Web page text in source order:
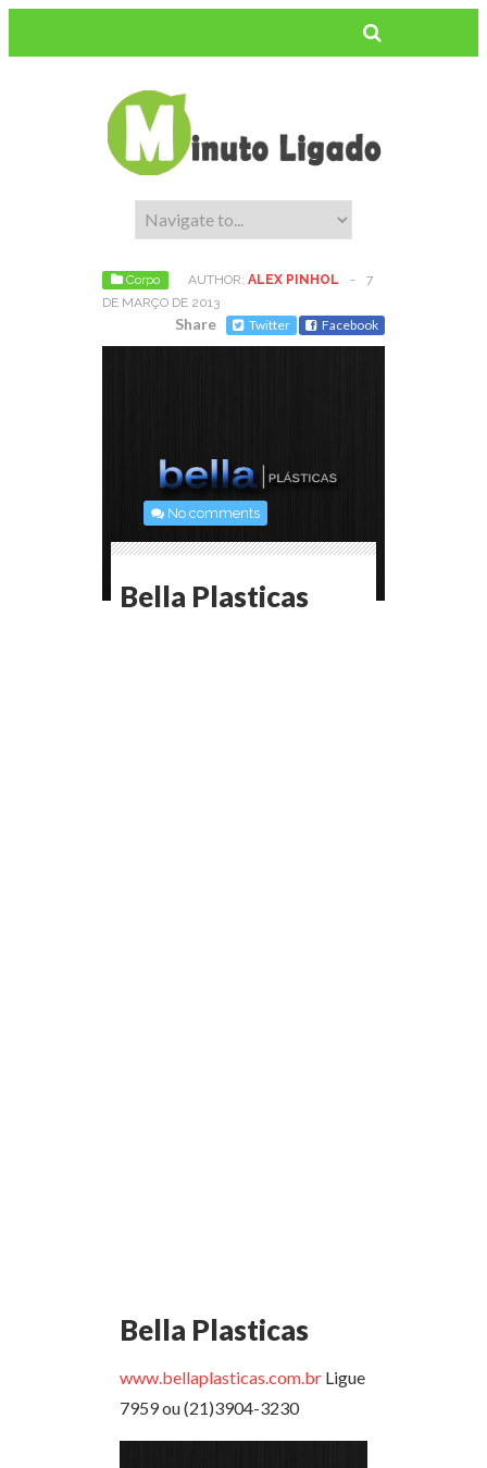
Corpo AUTHOR: ALEX PINHOL -
7
DE MARÇO DE 2013
Share Twitter Facebook
No comments
Bella Plasticas
Bella Plasticas
www.bellaplasticas.com.br Ligue (21)4141-
7959 ou (21)3904-3230